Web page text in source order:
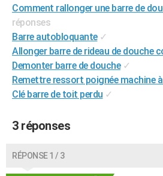
CARTE DE VOEUX
Carte de Noël
Carte Bonne année
Carte Saint-Valentin
Carte Pâques
Carte d'anniversaire
DICTIONNAIRE
Dictionnaire
Biographies
Citations
Expressions
Proverbes
PROGRAMME TV
Bricolage
Lifestyle
Culture
Sport
Auto
Television
Voyage
Cinema
Comment rallonger une barre de
réponses
Barre autobloquante ✓
Allonger barre de rideau de douche
Demonter barre de douche ✓
Remettre ressort poignée machine
Clé barre de toit perdu ✓
3 réponses
RÉPONSE 1 / 3